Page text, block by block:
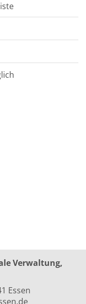
Verwaltung,
Essen